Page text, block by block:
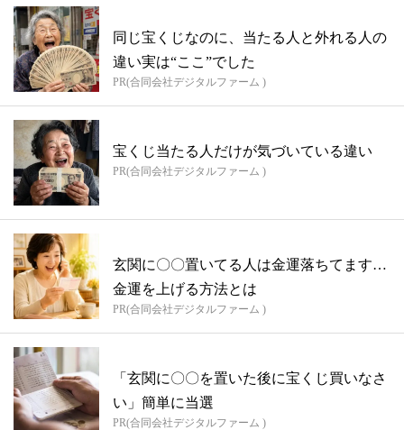
同じ宝くじなのに、当たる人と外れる人の
違い実は“ここ”でした
PR(合同会社デジタルファーム )
宝くじ当たる人だけが気づいている違い
PR(合同会社デジタルファーム )
玄関に〇〇置いてる人は金運落ちてます…
金運を上げる方法とは
PR(合同会社デジタルファーム )
「玄関に〇〇を置いた後に宝くじ買いなさ
い」簡単に当選
PR(合同会社デジタルファーム )